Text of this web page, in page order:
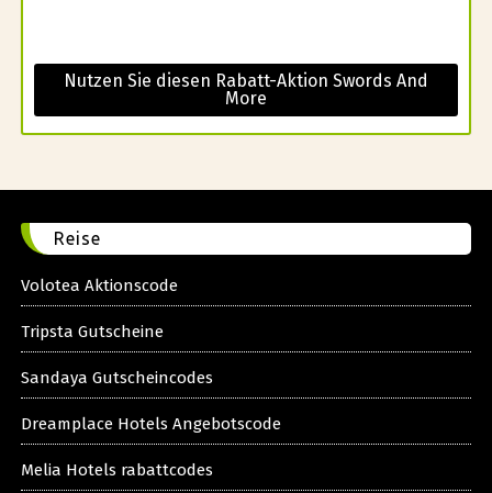
Nutzen Sie diesen Rabatt-Aktion Swords And
More
Reise
Volotea Aktionscode
Tripsta Gutscheine
Sandaya Gutscheincodes
Dreamplace Hotels Angebotscode
Melia Hotels rabattcodes